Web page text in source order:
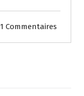
1 Commentaires